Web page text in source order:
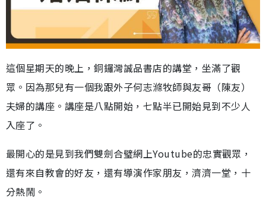
這個星期天的晚上，銅鑼灣誠品書店的講堂，坐滿了觀
眾。因為那兒有一個我跟外子何志滌牧師與友哥（陳友）
夫婦的講座。講座是八點開始，七點半已開始見到不少人
入座了。
最開心的是見到我們雙劍合璧網上Youtube的忠實觀眾，
還有來自教會的好友，還有導演作家朋友，濟濟一堂，十
分熱鬧。